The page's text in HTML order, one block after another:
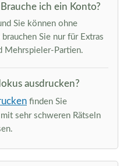
ich ein Konto?
Sie können ohne
Sie nur für Extras
Mehrspieler-Partien.
ausdrucken?
finden Sie
sehr schweren Rätseln